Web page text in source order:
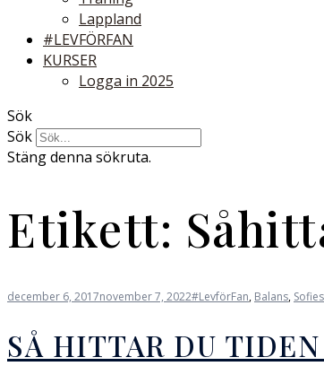
Lappland
#LEVFÖRFAN
KURSER
Logga in 2025
Sök
Sök
Stäng denna sökruta.
Etikett:
december 6, 2017november 7, 2022#LevförFan, Balans,
SÅ HITTAR DU